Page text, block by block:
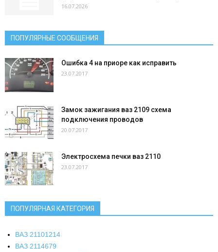
16.07.2026
ПОПУЛЯРНЫЕ СООБЩЕНИЯ
Ошибка 4 на приоре как исправить
23.07.2017
Замок зажигания ваз 2109 схема
подключения проводов
20.07.2017
Электросхема печки ваз 2110
23.07.2017
ПОПУЛЯРНАЯ КАТЕГОРИЯ
ВАЗ 21101214
ВАЗ 2114679